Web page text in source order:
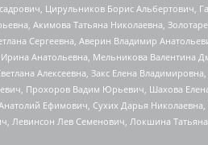
Цирульников Борис
Акимова Татьяна Николаевна,
Сергеевна, Аверин Владимир
Анатольевна, Мельникова
Алексеевна, Закс Елена
Прохоров Вадим Юрьевич, Шахова
Ефимович, Сухих Дарья
Левинсон Лев Семенович, Локшина